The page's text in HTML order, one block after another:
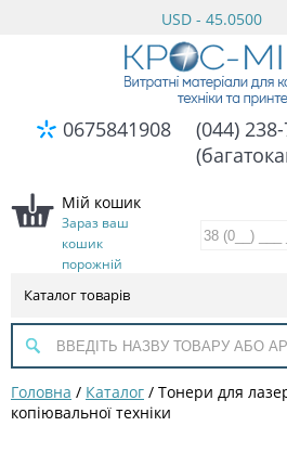
USD - 45.0500
0675841908
(044)
Мій кошик
Зараз ваш
кошик
порожній
Каталог товарів
Головна / Каталог / Тонери для
копіювальної техніки